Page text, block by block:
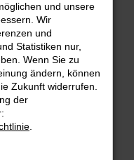
helfen können:
deine
Beispiel deine
und unsere
Wir
und
Statistiken nur,
Wenn Sie zu
ändern, können
Zukunft widerrufen.
der